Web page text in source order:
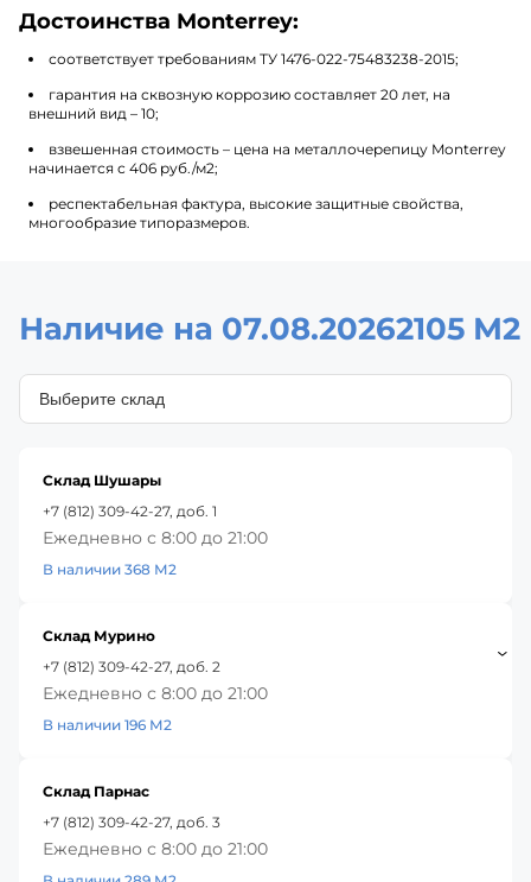
Достоинства Monterrey:
соответствует требованиям ТУ 1476-022-75483238-2015;
гарантия на сквозную коррозию составляет 20 лет, на
внешний вид – 10;
взвешенная стоимость – цена на металлочерепицу Monterrey
начинается с 406 руб./м2;
респектабельная фактура, высокие защитные свойства,
многообразие типоразмеров.
Наличие на 07.08.20262105 М2
Склад Шушары
+7 (812) 309-42-27, доб. 1
Ежедневно с 8:00 до 21:00
В наличии 368 М2
Склад Мурино
+7 (812) 309-42-27, доб. 2
Ежедневно с 8:00 до 21:00
В наличии 196 М2
Склад Парнас
+7 (812) 309-42-27, доб. 3
Ежедневно с 8:00 до 21:00